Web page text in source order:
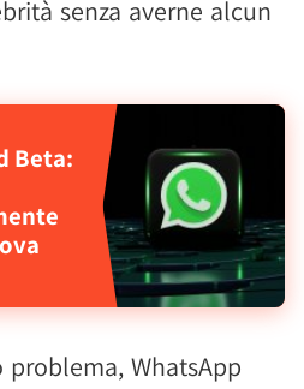
senza averne alcun
Beta:
problema, WhatsApp